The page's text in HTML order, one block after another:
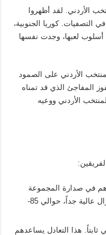
الأردني. لقد أظهروا
التصفيات. كوريا الجنوبية،
لعبها، وجدت نفسها
يُظهر قدرة المنتخب الأردني على الصمود
المفاجئ الذي قد تمناه
الأردني ووعيه
في صدارة المجموعة
الثانية قوياً. فرصهم في التأهل المباشر لا تزال عالية جداً، حوالي 85-
ثابتاً. هذا التعادل يساعدهم